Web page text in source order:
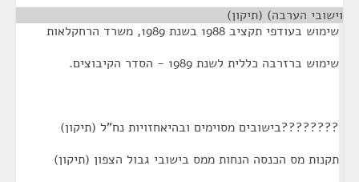
וישובי הערבה) (תיקון)
שימוש בעודפי תקציב 1988 בשנת 1989, משרד הרחקלאות
שימוש ברזרבה כללית לשנת 1989 - הסדר הקיבוצים.
????????בישובים מסוימים ובהיאחזויות נח"ל (תיקון)
תקנות מס הכנסה הנחות ממס בישובי גבול הצפון (תיקון)